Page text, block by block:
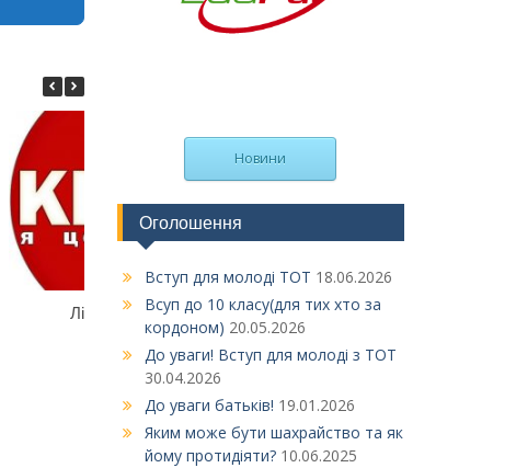
Ліцей чекає на тебе
Вітаємо з перемогою на
Міжнародному фестивалі
науки та технологій в
Engineering Science
Technology in Tunisia, I-
Новини
Оголошення
Вступ для молоді ТОТ 18.06.2026
Всуп до 10 класу(для тих хто за
кордоном) 20.05.2026
До уваги! Вступ для молоді з ТОТ
30.04.2026
До уваги батьків! 19.01.2026
Яким може бути шахрайство та як
йому протидіяти? 10.06.2025